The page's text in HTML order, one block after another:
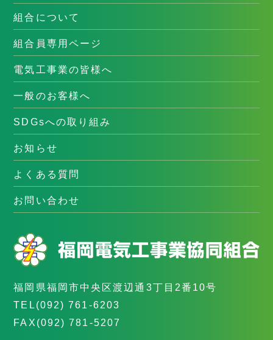
福岡県福岡市中央区渡辺通3丁目2番10号
TEL (092) 761-6203
FAX (092) 781-5207
組合について
組合員専用ページ
電気工事業の皆様へ
一般のお客様へ
SDGsへの取り組み
お知らせ
よくある質問
お問い合わせ